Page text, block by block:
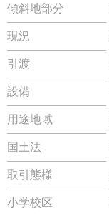
傾斜地部分
現況
引渡
設備
用途地域
国土法
取引態様
小学校区